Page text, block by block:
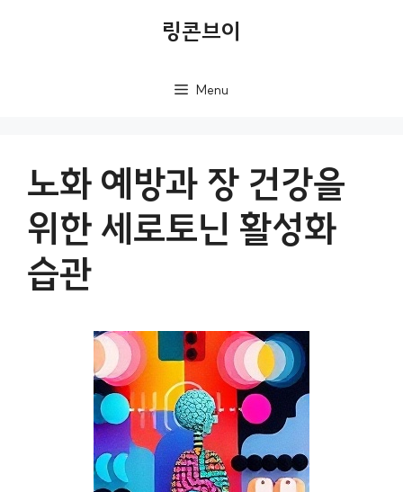
링콘브이
Menu
노화 예방과 장 건강을
위한 세로토닌 활성화
습관